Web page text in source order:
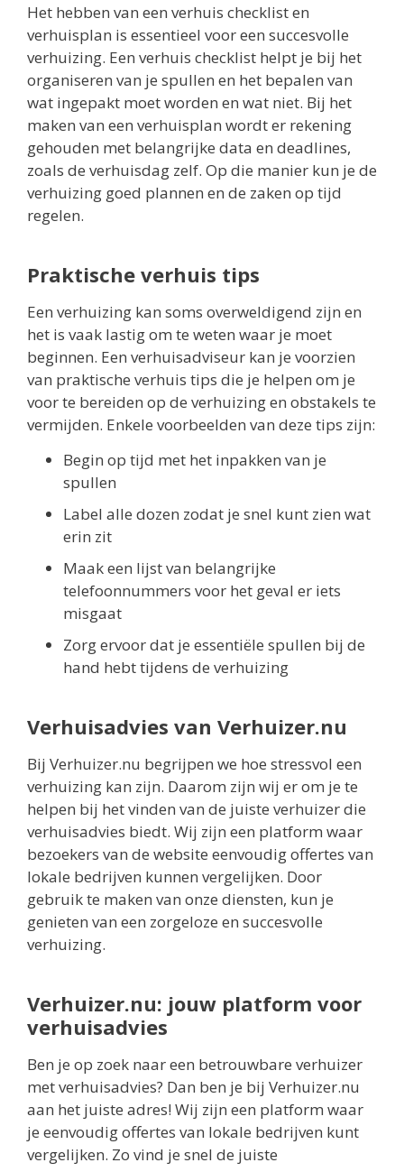
Het hebben van een verhuis checklist en
verhuisplan is essentieel voor een succesvolle
verhuizing. Een verhuis checklist helpt je bij het
organiseren van je spullen en het bepalen van
wat ingepakt moet worden en wat niet. Bij het
maken van een verhuisplan wordt er rekening
gehouden met belangrijke data en deadlines,
zoals de verhuisdag zelf. Op die manier kun je de
verhuizing goed plannen en de zaken op tijd
regelen.
Praktische verhuis tips
Een verhuizing kan soms overweldigend zijn en
het is vaak lastig om te weten waar je moet
beginnen. Een verhuisadviseur kan je voorzien
van praktische verhuis tips die je helpen om je
voor te bereiden op de verhuizing en obstakels te
vermijden. Enkele voorbeelden van deze tips zijn:
Begin op tijd met het inpakken van je
spullen
Label alle dozen zodat je snel kunt zien wat
erin zit
Maak een lijst van belangrijke
telefoonnummers voor het geval er iets
misgaat
Zorg ervoor dat je essentiële spullen bij de
hand hebt tijdens de verhuizing
Verhuisadvies van Verhuizer.nu
Bij Verhuizer.nu begrijpen we hoe stressvol een
verhuizing kan zijn. Daarom zijn wij er om je te
helpen bij het vinden van de juiste verhuizer die
verhuisadvies biedt. Wij zijn een platform waar
bezoekers van de website eenvoudig offertes van
lokale bedrijven kunnen vergelijken. Door
gebruik te maken van onze diensten, kun je
genieten van een zorgeloze en succesvolle
verhuizing.
Verhuizer.nu: jouw platform voor
verhuisadvies
Ben je op zoek naar een betrouwbare verhuizer
met verhuisadvies? Dan ben je bij Verhuizer.nu
aan het juiste adres! Wij zijn een platform waar
je eenvoudig offertes van lokale bedrijven kunt
vergelijken. Zo vind je snel de juiste